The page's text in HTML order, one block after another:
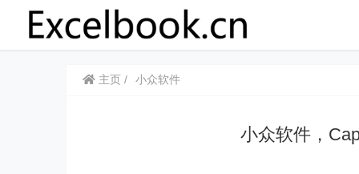
主页 小众软件
小众软件，